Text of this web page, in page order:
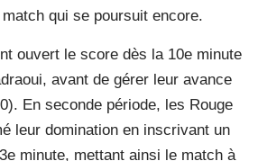
qui se poursuit encore.
ouvert le score dès la 10e minute
avant de gérer leur avance
En seconde période, les Rouge
leur domination en inscrivant un
minute, mettant ainsi le match à